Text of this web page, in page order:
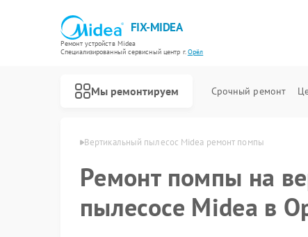
FIX-MIDEA
Ремонт устройств Midea
Специализированный cервисный центр г.Орёл
Мы ремонтируем Срочный ремонт
Вертикальный пылесос Midea ремонт помпы
Ремонт помпы на
пылесосе Midea в